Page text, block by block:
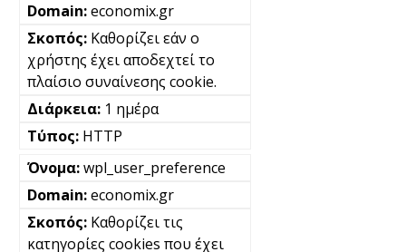
economix.gr
Καθορίζει εάν ο
χρήστης έχει αποδεχτεί το
πλαίσιο συναίνεσης cookie.
1 ημέρα
HTTP
wpl_user_preference
economix.gr
Καθορίζει τις
κατηγορίες cookies που έχει